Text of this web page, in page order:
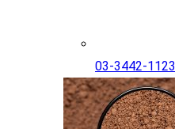
03-3442-1123